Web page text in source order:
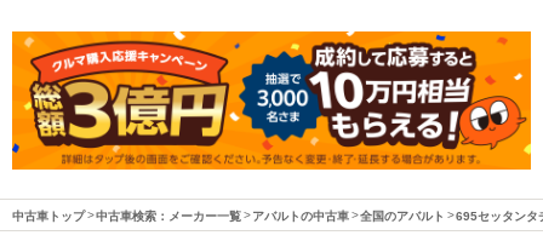
中古車トップ 中古車検索：メーカー一覧 アバルトの中古車 全国のアバルト 695セッタンタ